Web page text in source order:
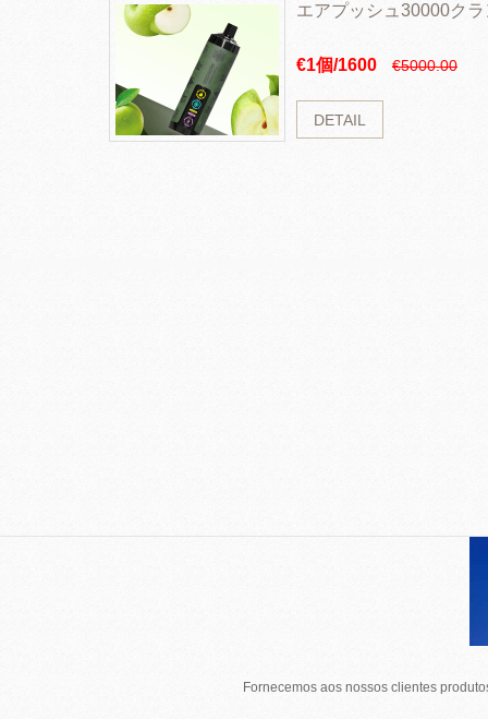
エアプッシュ30000ク
€1個/1600 €5000.00
DETAIL
Fornecemos aos nossos clientes